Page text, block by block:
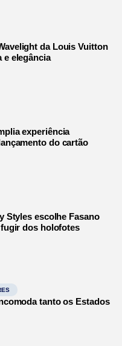
da Louis Vuitton
e elegância
experiência
do cartão
Styles escolhe Fasano
dos holofotes
tanto os Estados